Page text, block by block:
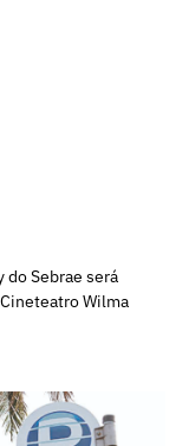
do Sebrae será
Wilma